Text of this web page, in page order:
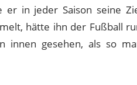
in jeder Saison seine
hätte ihn der Fußball
innen gesehen, als so